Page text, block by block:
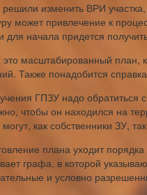
изменить ВРИ участка,
может привлечение к
для начала придется
это масштабированный план,
Также понадобится
ГПЗУ надо обратиться
чтобы он находился на
как собственники ЗУ,
плана уходит
графа, в которой
и условно